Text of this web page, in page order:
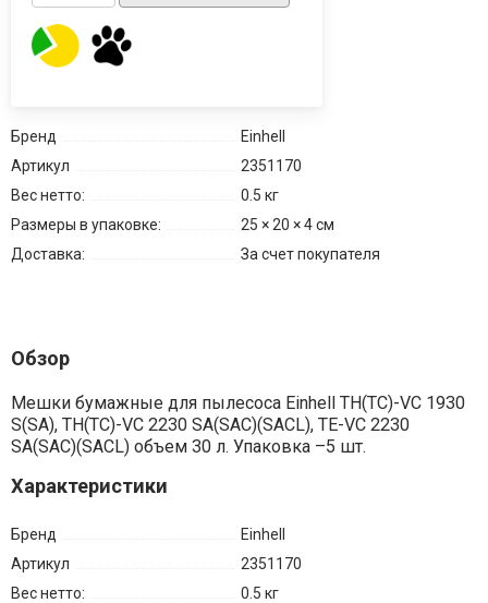
Бренд
Einhell
Артикул
2351170
Вес нетто:
0.5 кг
Размеры в упаковке:
25 × 20 × 4 см
Доставка:
За счет покупателя
Обзор
Мешки бумажные для пылесоса Einhell TH(TC)-VC 1930
S(SA), TH(TC)-VC 2230 SA(SAC)(SACL), TE-VC 2230
SA(SAC)(SACL) объем 30 л. Упаковка –5 шт.
Характеристики
Бренд
Einhell
Артикул
2351170
Вес нетто:
0.5 кг